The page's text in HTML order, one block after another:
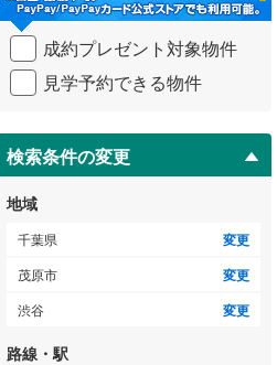
件
を
イ
ペ
ジ
に
保
存
す
る
成約プレゼント対象物件
見学予約できる物件
検索条件の変更
地域
千葉県 変更
茂原市 変更
渋谷 変更
路線・駅
夷隅郡大多喜町 (2